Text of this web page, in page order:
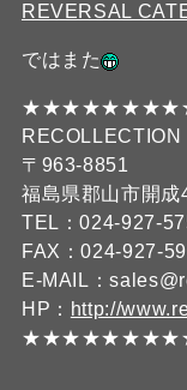
REVERSAL
ではまた
RECOLLECTION
〒963-8851
福島県郡山市開
TEL：024-927-
FAX：024-927-
E-MAIL：
HP： http://